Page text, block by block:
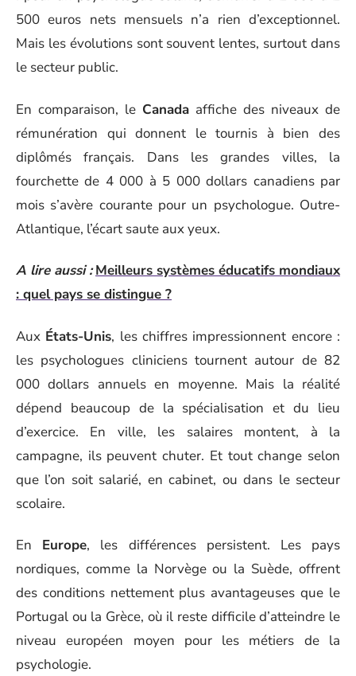
500 euros nets mensuels n’a rien d’exceptionnel.
Mais les évolutions sont souvent lentes, surtout dans
le secteur public.
En comparaison, le Canada affiche des niveaux de
rémunération qui donnent le tournis à bien des
diplômés français. Dans les grandes villes, la
fourchette de 4 000 à 5 000 dollars canadiens par
mois s’avère courante pour un psychologue. Outre-
Atlantique, l’écart saute aux yeux.
A lire aussi : Meilleurs systèmes éducatifs mondiaux
: quel pays se distingue ?
Aux États-Unis, les chiffres impressionnent encore :
les psychologues cliniciens tournent autour de 82
000 dollars annuels en moyenne. Mais la réalité
dépend beaucoup de la spécialisation et du lieu
d’exercice. En ville, les salaires montent, à la
campagne, ils peuvent chuter. Et tout change selon
que l’on soit salarié, en cabinet, ou dans le secteur
scolaire.
En Europe, les différences persistent. Les pays
nordiques, comme la Norvège ou la Suède, offrent
des conditions nettement plus avantageuses que le
Portugal ou la Grèce, où il reste difficile d’atteindre le
niveau européen moyen pour les métiers de la
psychologie.